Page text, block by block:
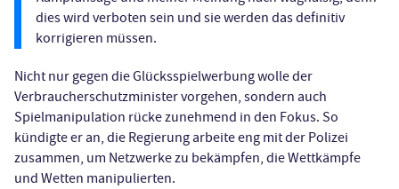
dies wird verboten sein und sie werden das definitiv
korrigieren müssen.
Nicht nur gegen die Glücksspielwerbung wolle der
Verbraucherschutzminister vorgehen, sondern auch
Spielmanipulation rücke zunehmend in den Fokus. So
kündigte er an, die Regierung arbeite eng mit der Polizei
zusammen, um Netzwerke zu bekämpfen, die Wettkämpfe
und Wetten manipulierten.